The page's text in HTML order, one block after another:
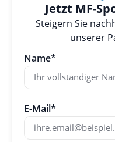
Jetzt MF-
Steigern Sie
unserer
Name*
E-Mail*